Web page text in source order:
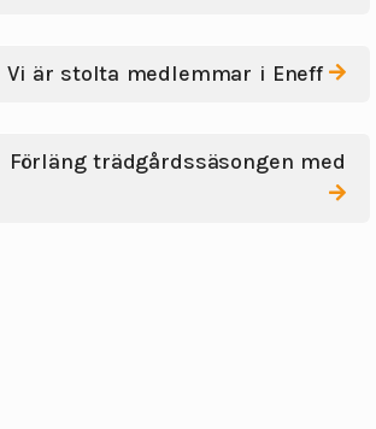
Vi är stolta medlemmar i Eneff
Förläng trädgårdssäsongen med